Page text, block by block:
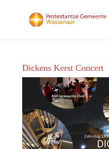
Dickens Kerst Concert